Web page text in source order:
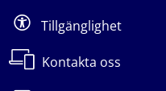
Tillgänglighet
Kontakta oss